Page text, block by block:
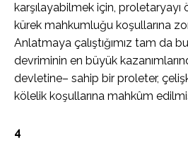
karşılayabilmek için,
kürek mahkumluğu koşullarına
Anlatmaya çalıştığımız tam da
devriminin en büyük
devletine– sahip bir proleter,
kölelik koşullarına mahkûm
4